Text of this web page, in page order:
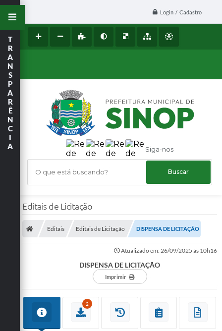
Login / Cadastro
Siga-nos
O que está buscando?
T
R
A
N
S
P
A
R
Ê
N
C
I
A
Editais de Licitação
Editais Editais de Licitação DISPENSA DE LICITAÇÃO
Atualizado em: 26/09/2025 às 10h16
DISPENSA DE LICITAÇÃO
Imprimir
2